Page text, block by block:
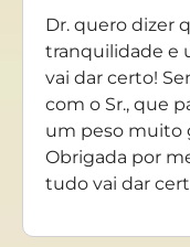
Dr. quero dizer
tranquilidade e
vai dar certo!
com o Sr., que
um peso muito
Obrigada por
tudo vai dar